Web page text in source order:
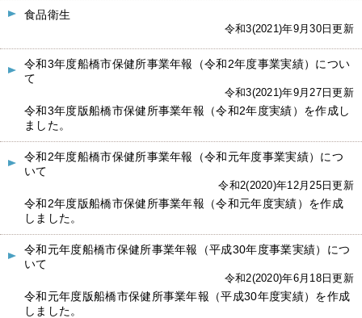
食品衛生
令和3(2021)年9月30日更新
令和3年度船橋市保健所事業年報（令和2年度事業実績）につい
て
令和3(2021)年9月27日更新
令和3年度版船橋市保健所事業年報（令和2年度実績）を作成し
ました。
令和2年度船橋市保健所事業年報（令和元年度事業実績）につ
いて
令和2(2020)年12月25日更新
令和2年度版船橋市保健所事業年報（令和元年度実績）を作成
しました。
令和元年度船橋市保健所事業年報（平成30年度事業実績）につ
いて
令和2(2020)年6月18日更新
令和元年度版船橋市保健所事業年報（平成30年度実績）を作成
しました。